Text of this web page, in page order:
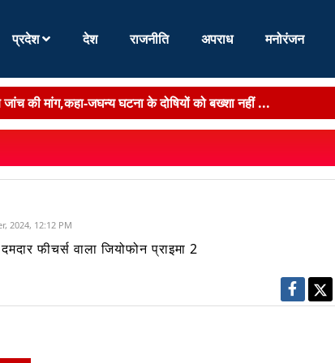
प्रदेश देश राजनीति अपराध मनोरंजन
विपक्ष का प्रदर्शन,JPSC धांधली को लेकर हंगामा...
राष्ट्रीय पुलिस अकादमी में मिड करियर ट्...
में स्वतंत्रता दिवस समारोह की तैयार...
समेत 4 पुलिसकर्मी सस्पेंड...
2024, 12:12 PM
फीचर्स वाला जियोफोन प्राइमा 2